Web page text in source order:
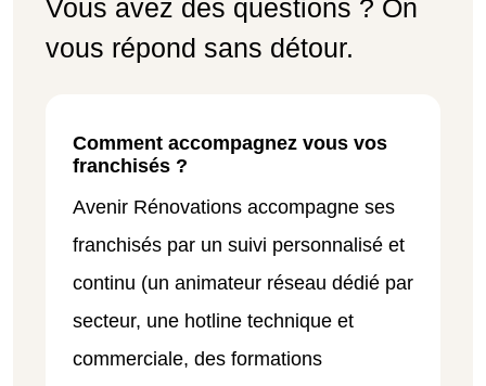
Vous avez des questions ? On
vous répond sans détour.
Comment accompagnez vous vos
franchisés ?
Avenir Rénovations accompagne ses
franchisés par un suivi personnalisé et
continu (un animateur réseau dédié par
secteur, une hotline technique et
commerciale, des formations